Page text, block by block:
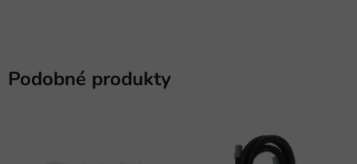
Podobné produkty